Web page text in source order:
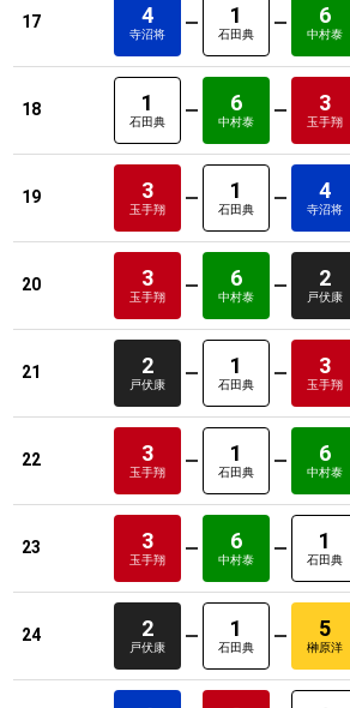
17 4
寺沼将
1
石田典
6
中村泰
18 1
石田典
6
中村泰
3
玉手翔
19 3
玉手翔
1
石田典
4
寺沼将
20 3
玉手翔
6
中村泰
2
戸伏康
21 2
戸伏康
1
石田典
3
玉手翔
22 3
玉手翔
1
石田典
6
中村泰
23 3
玉手翔
6
中村泰
1
石田典
24 2
戸伏康
1
石田典
5
榊原洋